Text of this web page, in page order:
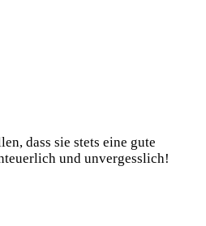
dass sie stets eine gute
und unvergesslich!